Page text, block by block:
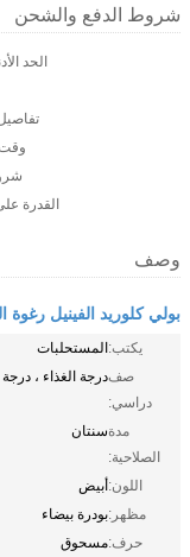
شروط الدفع والشحن
الحد
وقت
القدرة
وصف
بولي كلوريد الفينيل
يكتب:المستحلبات
صف
دراسي:
درجة الغذاء ،
مدة
الصلاحية:
سنتان
اللون:أبيض
مظهر:بودرة بيضاء
حرف:مسحوق